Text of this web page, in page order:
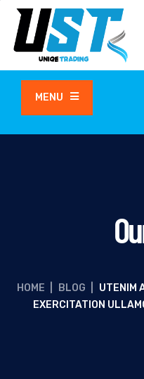
MENU
HOME BLOG
UTENIM
EXERCITATION